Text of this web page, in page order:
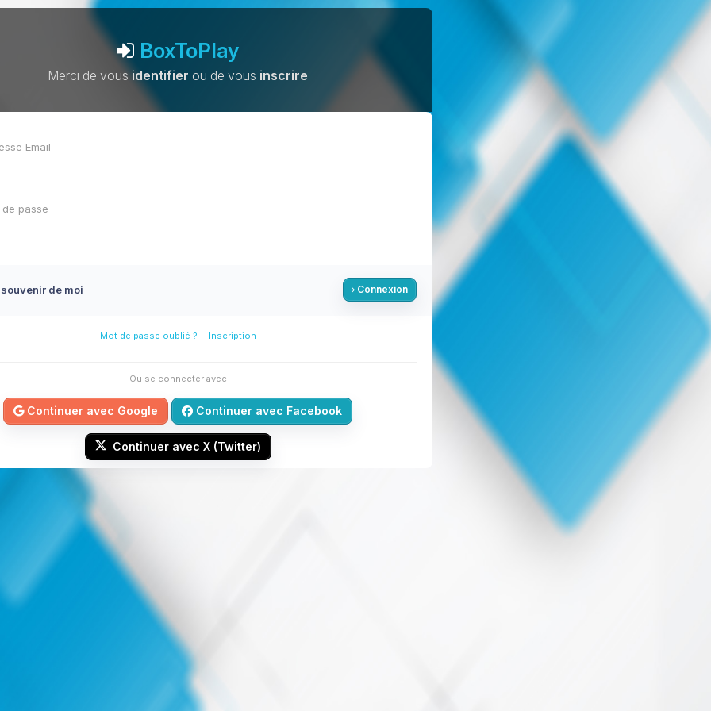
BoxToPlay
Merci de vousidentifier ou de vous inscrire
de moi Connexion
Mot de passe oublié ? - Inscription
Ou se connecter avec
Continuer avec Google Continuer avec Facebook
Continuer avec X (Twitter)